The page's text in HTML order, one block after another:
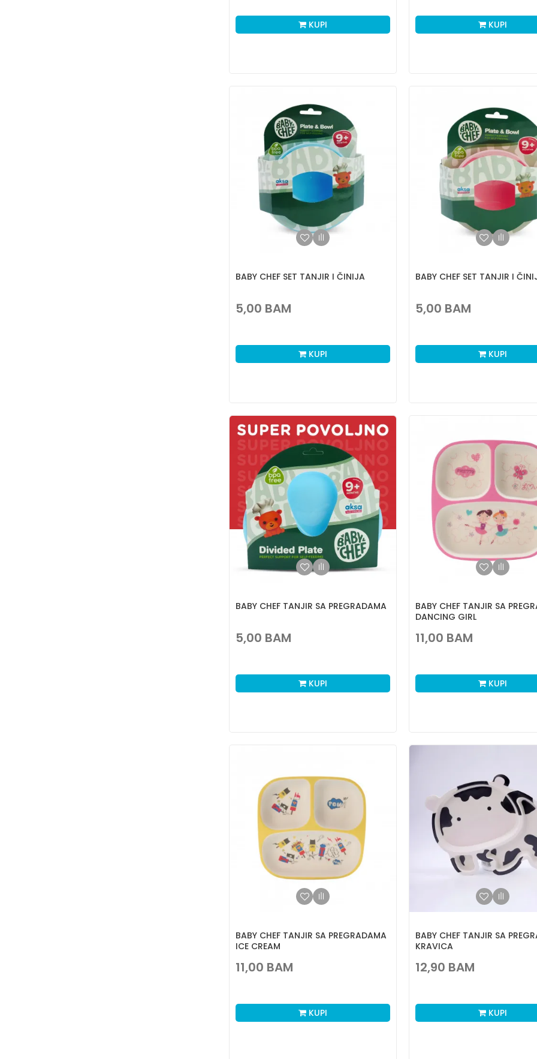
KUPI KUPI
BABY CHEF SET TANJIR I ČINIJA
5,00 BAM
KUPI
BABY CHEF SET TANJIR I
5,00 BAM
KUPI
BABY CHEF TANJIR SA PREGRADAMA
5,00 BAM
KUPI
BABY CHEF TANJIR SA
DANCING GIRL
11,00 BAM
KUPI
BABY CHEF TANJIR SA PREGRADAMA
ICE CREAM
11,00 BAM
KUPI
BABY CHEF TANJIR SA
KRAVICA
12,90 BAM
KUPI